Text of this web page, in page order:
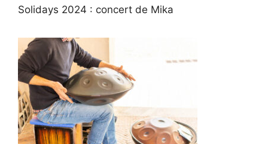
Solidays 2024 : concert de Mika